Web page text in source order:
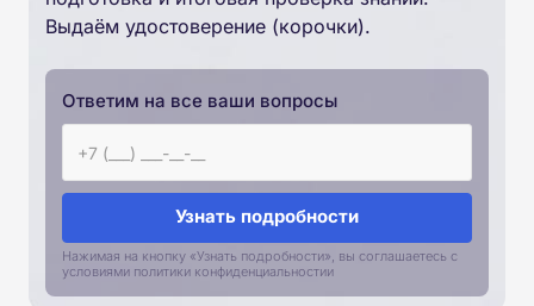
Выдаём удостоверение (корочки).
Ответим на все ваши вопросы
Узнать подробности
Нажимая на кнопку «Узнать подробности», вы соглашаетесь с
условиями политики конфиденциальностии